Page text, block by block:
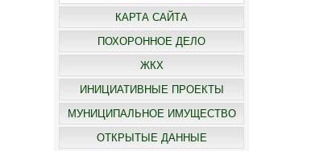
КАРТА САЙТА
ПОХОРОННОЕ ДЕЛО
ЖКХ
ИНИЦИАТИВНЫЕ ПРОЕКТЫ
МУНИЦИПАЛЬНОЕ ИМУЩЕСТВО
ОТКРЫТЫЕ ДАННЫЕ